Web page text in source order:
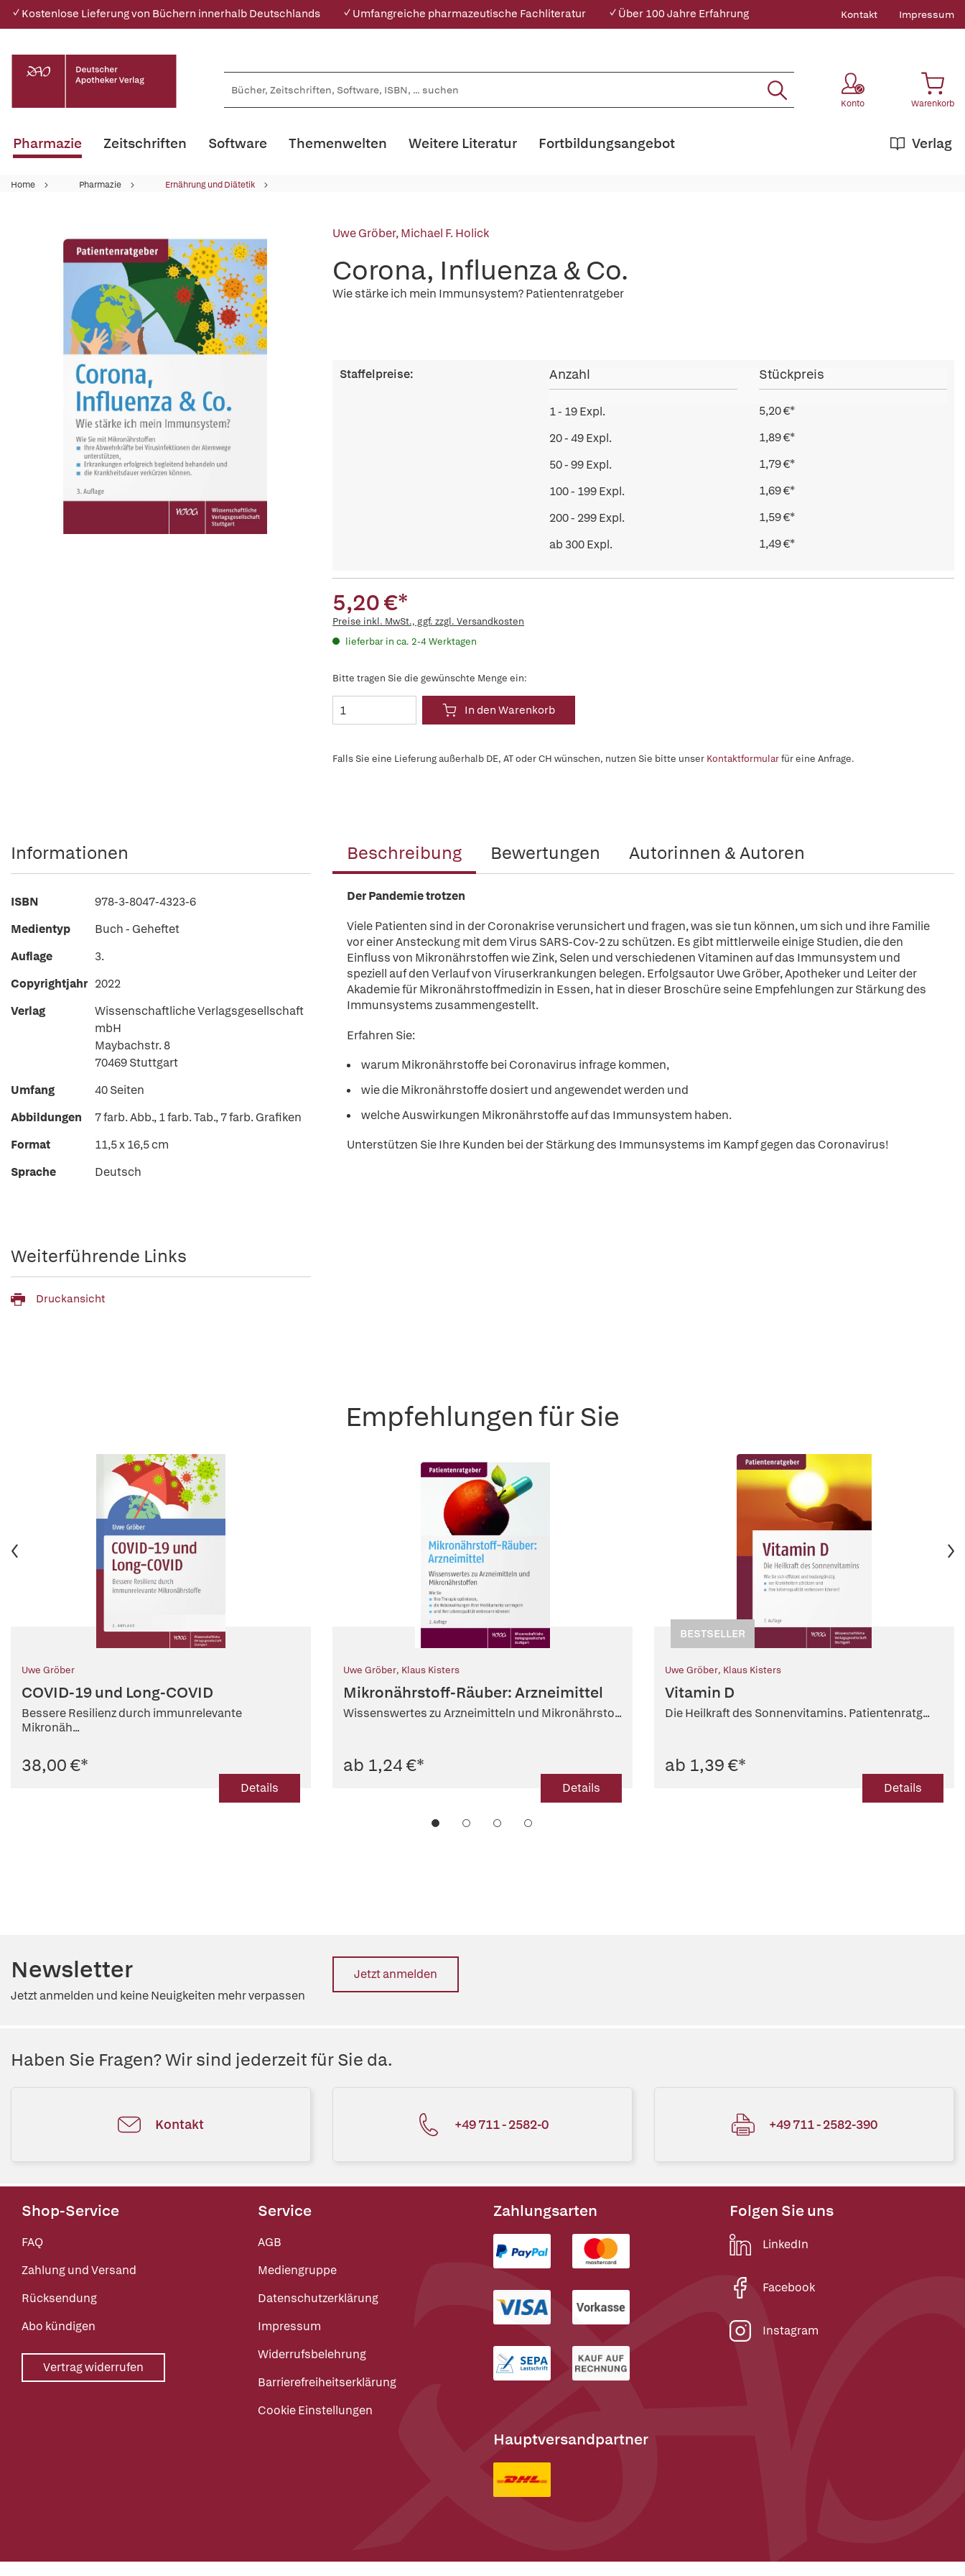
✓ Kostenlose Lieferung von Büchern innerhalb Deutschlands ✓ Umfangreiche pharmazeutische Fachliteratur ✓ Über 100 Jahre Erfahrung Kontakt Impressum
Konto Warenkorb
Pharmazie Zeitschriften Software Themenwelten Weitere Literatur Verlag
Fortbildungsangebot
Home Pharmazie Ernährung und Diätetik
Uwe Gröber,Michael F. Holick
Corona, Influenza & Co.
Wie stärke ich mein Immunsystem? Patientenratgeber
Staffelpreise: Anzahl Stückpreis
1 - 19 Expl.
5,20 €*
20 - 49 Expl.
1,89 €*
50 - 99 Expl.
1,79 €*
100 - 199 Expl.
1,69 €*
200 - 299 Expl.
1,59 €*
ab 300 Expl.
1,49 €*
5,20 €*
Preise inkl. MwSt., ggf. zzgl. Versandkosten
lieferbar in ca. 2-4 Werktagen
Bitte tragen Sie die gewünschte Menge ein:
In den Warenkorb
Falls Sie eine Lieferung außerhalb DE, AT oder CH wünschen, nutzen Sie bitte unser Kontaktformularfür eine Anfrage.
Beschreibung Bewertungen Autorinnen & Autoren
Der Pandemie trotzen
Viele Patienten sind in der Coronakrise verunsichert und fragen, was sie tun können, um sich und ihre Familie
vor einer Ansteckung mit dem Virus SARS-Cov-2 zu schützen. Es gibt mittlerweile einige Studien, die den
Einfluss von Mikronährstoffen wie Zink, Selen und verschiedenen Vitaminen auf das Immunsystem und
speziell auf den Verlauf von Viruserkrankungen belegen. Erfolgsautor Uwe Gröber, Apotheker und Leiter der
Akademie für Mikronährstoffmedizin in Essen, hat in dieser Broschüre seine Empfehlungen zur Stärkung des
Immunsystems zusammengestellt.
Erfahren Sie:
warum Mikronährstoffe bei Coronavirus infrage kommen,
wie die Mikronährstoffe dosiert und angewendet werden und
welche Auswirkungen Mikronährstoffe auf das Immunsystem haben.
Unterstützen Sie Ihre Kunden bei der Stärkung des Immunsystems im Kampf gegen das Coronavirus!
Informationen
ISBN
978-3-8047-4323-6
Medientyp
Buch - Geheftet
Auflage
3.
Copyrightjahr 2022
Verlag
Wissenschaftliche Verlagsgesellschaft
mbH
Maybachstr. 8
70469 Stuttgart
Umfang
40 Seiten
Abbildungen
7 farb. Abb., 1 farb. Tab., 7 farb. Grafiken
Format
11,5 x 16,5 cm
Sprache
Deutsch
Weiterführende Links
Druckansicht
Empfehlungen für Sie
Uwe Gröber
COVID-19 und Long-COVID
Bessere Resilienz durch immunrelevante
Mikronäh...
38,00 €*
Details
Uwe Gröber, Klaus Kisters
Mikronährstoff-Räuber: Arzneimittel
Wissenswertes zu Arzneimitteln und Mikronährsto...
ab 1,24 €*
Details
BESTSELLER
Uwe Gröber, Klaus Kisters
Vitamin D
Die Heilkraft des Sonnenvitamins. Patientenratg...
ab 1,39 €*
Details
Newsletter
Jetzt anmelden und keine Neuigkeiten mehr verpassen
Jetzt anmelden
Haben Sie Fragen? Wir sind jederzeit für Sie da.
Kontakt +49 711 - 2582-0 +49 711 - 2582-390
Shop-Service
FAQ
Zahlung und Versand
Rücksendung
Abo kündigen
Vertrag widerrufen
Service
AGB
Mediengruppe
Datenschutzerklärung
Impressum
Widerrufsbelehrung
Barrierefreiheitserklärung
Cookie Einstellungen
Zahlungsarten
Hauptversandpartner
Folgen Sie uns
LinkedIn
Facebook
Instagram